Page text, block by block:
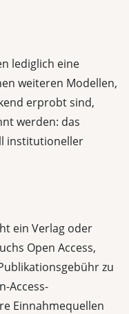
lediglich eine
weiteren Modellen,
erprobt sind,
werden: das
institutioneller
ein Verlag oder
Open Access,
zu
Access-
Einnahmequellen